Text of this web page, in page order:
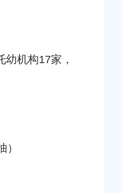
机构17家，
建工程等6个项目征地补偿安置